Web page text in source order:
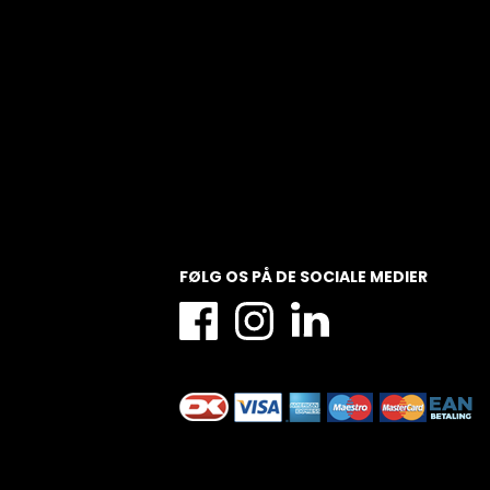
FØLG OS PÅ DE SOCIALE MEDIER